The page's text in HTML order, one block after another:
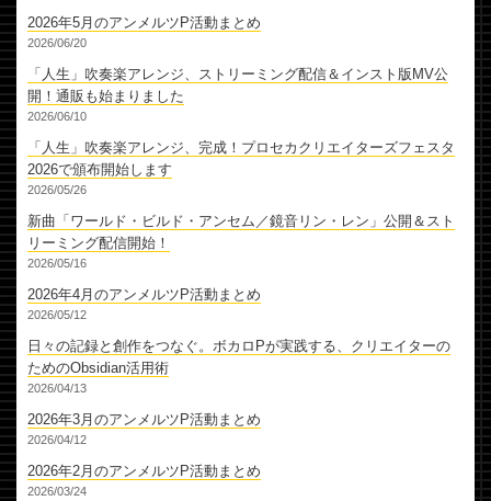
2026年5月のアンメルツP活動まとめ
2026/06/20
「人生」吹奏楽アレンジ、ストリーミング配信＆インスト版MV公
開！通販も始まりました
2026/06/10
「人生」吹奏楽アレンジ、完成！プロセカクリエイターズフェスタ
2026で頒布開始します
2026/05/26
新曲「ワールド・ビルド・アンセム／鏡音リン・レン」公開＆スト
リーミング配信開始！
2026/05/16
2026年4月のアンメルツP活動まとめ
2026/05/12
日々の記録と創作をつなぐ。ボカロPが実践する、クリエイターの
ためのObsidian活用術
2026/04/13
2026年3月のアンメルツP活動まとめ
2026/04/12
2026年2月のアンメルツP活動まとめ
2026/03/24